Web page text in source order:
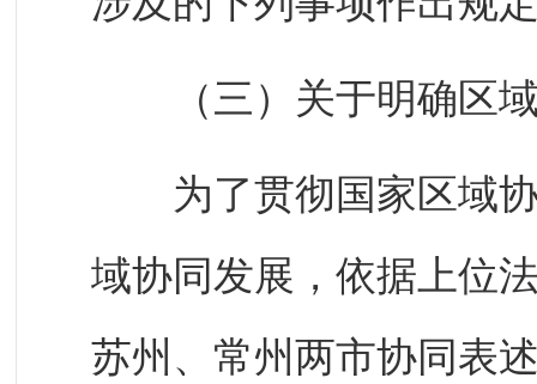
（三）关于明确区域
为了贯彻国家区域协
域协同发展，依据上位
苏州、常州两市协同表